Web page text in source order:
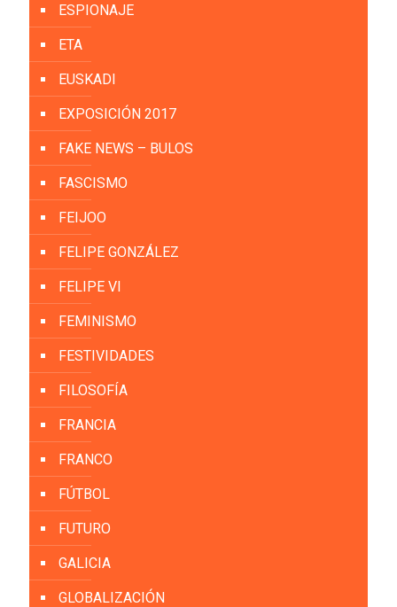
ESPIONAJE
ETA
EUSKADI
EXPOSICIÓN 2017
FAKE NEWS – BULOS
FASCISMO
FEIJOO
FELIPE GONZÁLEZ
FELIPE VI
FEMINISMO
FESTIVIDADES
FILOSOFÍA
FRANCIA
FRANCO
FÚTBOL
FUTURO
GALICIA
GLOBALIZACIÓN